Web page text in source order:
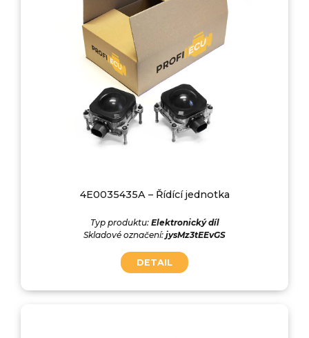
4E0035435A – Řídící jednotka
Typ produktu: Elektronický díl
Skladové označení: jysMz3tEEvGS
DETAIL